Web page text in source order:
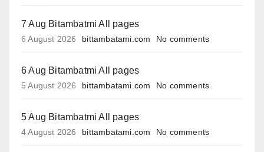
7 Aug Bitambatmi All pages
6 August 2026 bittambatami.com No comments
6 Aug Bitambatmi All pages
5 August 2026 bittambatami.com No comments
5 Aug Bitambatmi All pages
4 August 2026 bittambatami.com No comments